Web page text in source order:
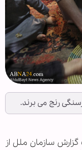
گزارش سازمان ملل از